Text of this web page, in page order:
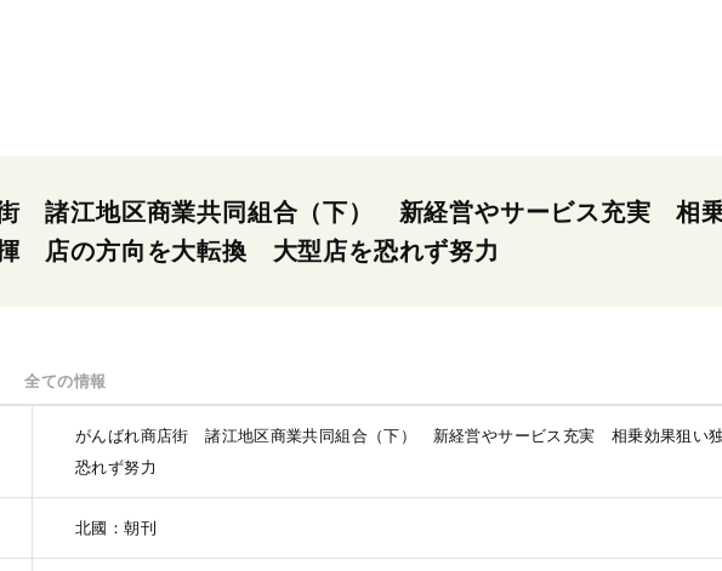
諸江地区商業共同組合（下） 新経営やサービス充実 相
店の方向を大転換 大型店を恐れず努力
全ての情報
がんばれ商店街 諸江地区商業共同組合（下） 新経営やサービス充実 相乗効果狙
恐れず努力
北國：朝刊